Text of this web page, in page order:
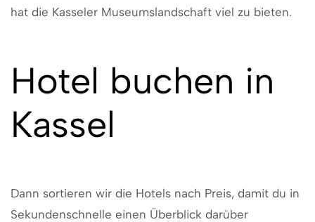
hat die Kasseler Museumslandschaft viel zu bieten.
Hotel buchen in
Kassel
Dann sortieren wir die Hotels nach Preis, damit du in
Sekundenschnelle einen Überblick darüber